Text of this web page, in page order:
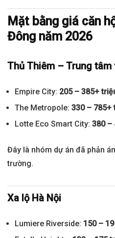
Mặt bằng giá căn
Đông năm 2026
Thủ Thiêm – Trung
Empire City: 205 – 385+
The Metropole: 330 – 785+
Lotte Eco Smart City: 380 –
Đây là nhóm dự án đã phản
trường.
Xa lộ Hà Nội
Lumiere Riverside: 150 –